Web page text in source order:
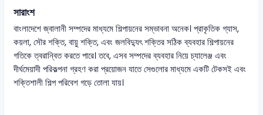
সারাংশ
বাংলাদেশে জ্বালানী সম্পদের মাধ্যমে শিল্পায়নের সম্ভাবনা অনেক। প্রাকৃতিক গ্যাস,
কয়লা, সৌর শক্তি, বায়ু শক্তি, এবং জলবিদ্যুৎ শক্তির সঠিক ব্যবহার শিল্পায়নের
গতিকে ত্বরান্বিত করতে পারে। তবে, এসব সম্পদের ব্যবহার নিয়ে চ্যালেঞ্জ এবং
দীর্ঘমেয়াদী পরিকল্পনা গ্রহণ করা প্রয়োজন যাতে সেগুলোর মাধ্যমে একটি টেকসই এবং
শক্তিশালী শিল্প পরিবেশ গড়ে তোলা যায়।